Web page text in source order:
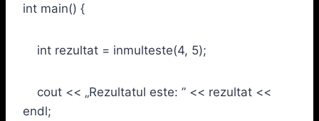
int main() {
int rezultat = inmulteste(4, 5);
cout << „Rezultatul este: ” << rezultat <<
endl;